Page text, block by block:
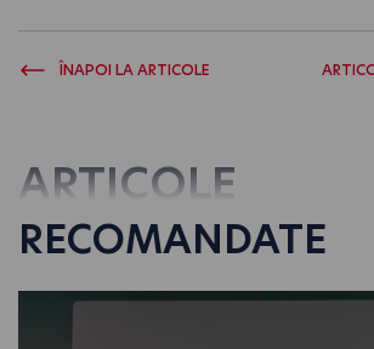
ÎNAPOI LA ARTICOLE
ARTICOLE
RECOMANDATE